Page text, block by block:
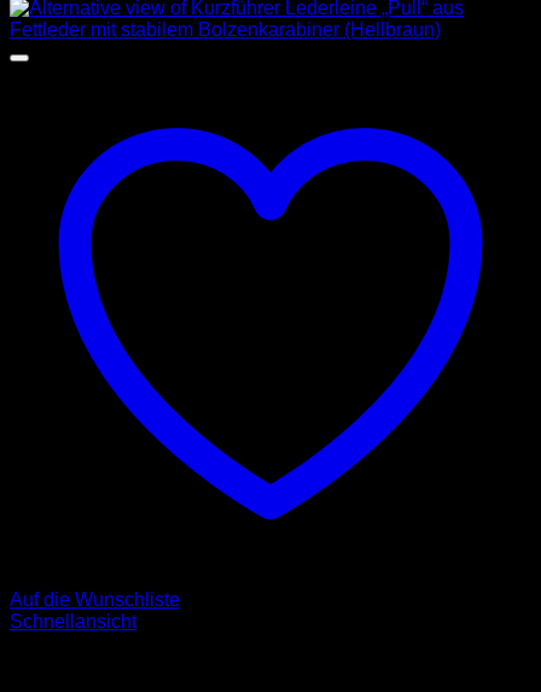
Auf die Wunschliste
Schnellansicht